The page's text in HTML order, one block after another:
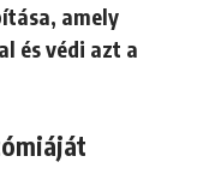
amely
és védi azt a